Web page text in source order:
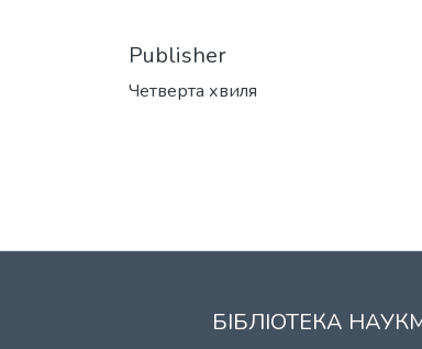
Publisher
Четверта хвиля
БІБЛІОТЕКА